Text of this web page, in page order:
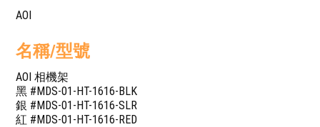
AOI
名稱/型號
AOI 相機架
黑 #MDS-01-HT-1616-BLK
銀 #MDS-01-HT-1616-SLR
紅 #MDS-01-HT-1616-RED